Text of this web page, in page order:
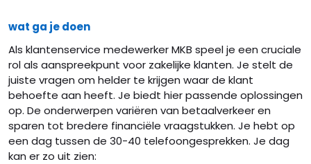
wat ga je doen
Als klantenservice medewerker MKB speel je een cruciale
rol als aanspreekpunt voor zakelijke klanten. Je stelt de
juiste vragen om helder te krijgen waar de klant
behoefte aan heeft. Je biedt hier passende oplossingen
op. De onderwerpen variëren van betaalverkeer en
sparen tot bredere financiële vraagstukken. Je hebt op
een dag tussen de 30-40 telefoongesprekken. Je dag
kan er zo uit zien: